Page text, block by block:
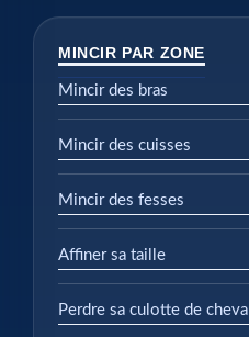
MINCIR PAR ZONE
Mincir des bras
Mincir des cuisses
Mincir des fesses
Affiner sa taille
Perdre sa culotte de cheval